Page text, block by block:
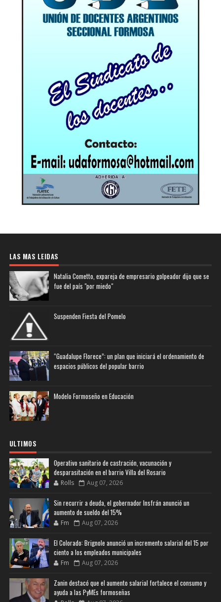
LAS MAS LEIDAS
Natalia Cometto, expareja de empresario golpeador dijo que se
fue del país "por miedo"
Suspenden Fiesta del Pomelo
“Guadalupe Florece”: un plan que iniciará el ordenamiento de
espacios públicos del popular barrio
Modelo Formoseño en Educación
ULTIMOS
Operativo sanitario de castración, vacunación y
desparasitación en el barrio Villa del Rosario
Rolls Aug 07, 2026
Sin recurrir a deuda, el gobernador Insfrán anunció un
aumento de sueldo del 15%
Fm Aug 07, 2026
El Colorado: Brignole anunció un incremento salarial del 15 por
ciento a los empleados municipales
Fm Aug 07, 2026
Zanin destacó que el aumento salarial fortalece el consumo y
ayuda a las PyMEs formoseñas